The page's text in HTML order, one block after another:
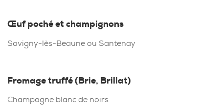
Œuf poché et champignons
Savigny-lès-Beaune ou Santenay
Fromage truffé (Brie, Brillat)
Champagne blanc de noirs